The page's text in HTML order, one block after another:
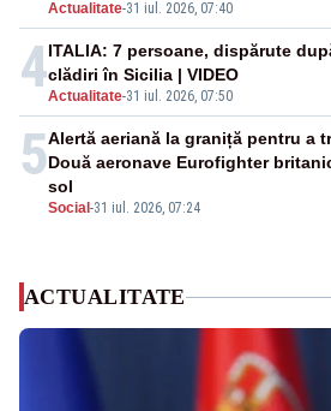
Actualitate-31 iul. 2026, 07:40
4Actualitate-31 iul. 2026, 07:50
ITALIA: 7 persoane, dispărute
clădiri în Sicilia | VIDEO
5
Social -31 iul. 2026, 07:24
Alertă aeriană la graniță pentru a
Două aeronave Eurofighter
sol
ACTUALITATE